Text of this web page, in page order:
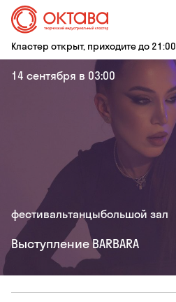
Кластер открыт, приходите до 21:00
14 сентября в 03:00
фестивальтанцыбольшой зал
Выступление BARBARA